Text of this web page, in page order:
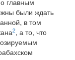
главным
были ждать
в том
2, а то, что